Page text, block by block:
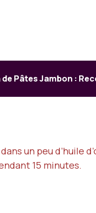
Pâtes Jambon :
un peu d’huile
15 minutes.